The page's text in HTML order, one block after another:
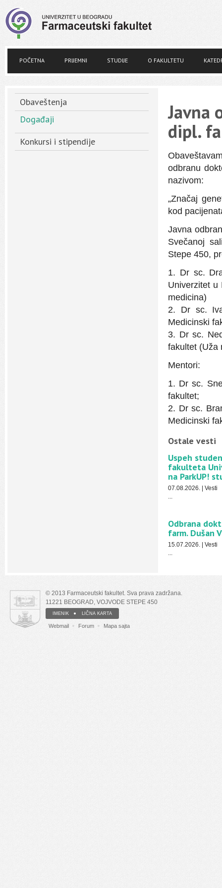
POČETNA PRIJEMNI STUDIJE O FAKULTETU
Obaveštenja
Događaji
Konkursi i stipendije
Javna
dipl.
odbranu
nazivom:
„Značaj
kod
Javna
Svečanoj
Stepe 450,
1. Dr sc.
Univerzitet u
medicina)
2. Dr sc.
Medicinski
3. Dr sc.
fakultet (Uža
Mentori:
1. Dr sc.
fakultet;
2. Dr sc.
Medicinski
Ostale vesti
Uspeh
fakulteta
na ParkUP!
07.08.2026.
Vesti
...
Odbrana
farm. Dušan
15.07.2026.
Vesti
...
© 2013 Farmaceutski fakultet. Sva prava zadržana.
11221 BEOGRAD, VOJVODE STEPE 450
IMENIK LIČNA KARTA
Webmail Forum Mapa sajta